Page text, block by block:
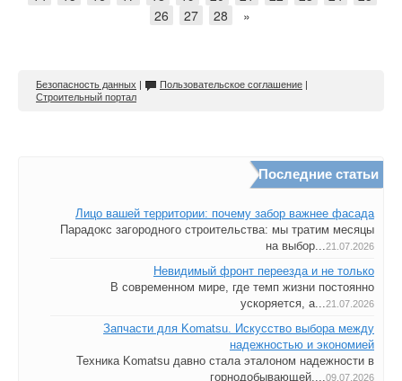
26
27 28 »
Безопасность данных | Пользовательское соглашение |
Строительный портал
Последние статьи
Лицо вашей территории: почему забор важнее фасада
Парадокс загородного строительства: мы тратим месяцы
на выбор...21.07.2026
Невидимый фронт переезда и не только
В современном мире, где темп жизни постоянно
ускоряется, а...21.07.2026
Запчасти для Komatsu. Искусство выбора между
надежностью и экономией
Техника Komatsu давно стала эталоном надежности в
горнодобывающей,...09.07.2026